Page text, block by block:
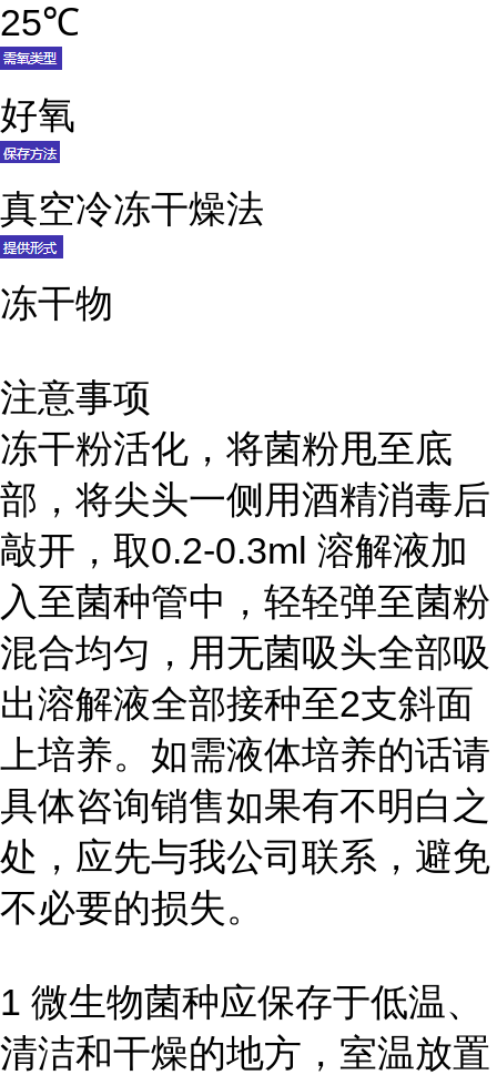
25℃
好氧
真空冷冻干燥法
冻干物
注意事项
冻干粉活化，将菌粉甩至底
部，将尖头一侧用酒精消毒后
敲开，取0.2-0.3ml 溶解液加
入至菌种管中，轻轻弹至菌粉
混合均匀，用无菌吸头全部吸
出溶解液全部接种至2支斜面
上培养。如需液体培养的话请
具体咨询销售如果有不明白之
处，应先与我公司联系，避免
不必要的损失。
1 微生物菌种应保存于低温、
清洁和干燥的地方，室温放置